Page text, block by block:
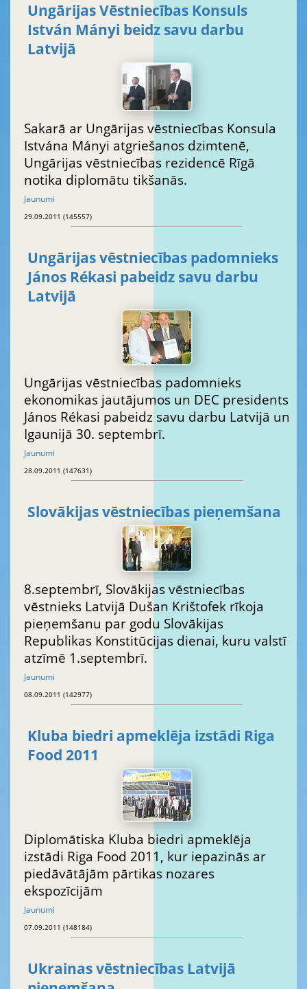
Ungārijas Vēstniecības Konsuls
István Mányi beidz savu darbu
Latvijā
Sakarā ar Ungārijas vēstniecības Konsula
Istvána Mányi atgriešanos dzimtenē,
Ungārijas vēstniecības rezidencē Rīgā
notika diplomātu tikšanās.
Jaunumi
29.09.2011 (145557)
Ungārijas vēstniecības padomnieks
János Rékasi pabeidz savu darbu
Latvijā
Ungārijas vēstniecības padomnieks
ekonomikas jautājumos un DEC presidents
János Rékasi pabeidz savu darbu Latvijā un
Igaunijā 30. septembrī.
Jaunumi
28.09.2011 (147631)
Slovākijas vēstniecības pieņemšana
8.septembrī, Slovākijas vēstniecības
vēstnieks Latvijā Dušan Krištofek rīkoja
pieņemšanu par godu Slovākijas
Republikas Konstitūcijas dienai, kuru valstī
atzīmē 1.septembrī.
Jaunumi
08.09.2011 (142977)
Kluba biedri apmeklēja izstādi Riga
Food 2011
Diplomātiska Kluba biedri apmeklēja
izstādi Riga Food 2011, kur iepazinās ar
piedāvātājām pārtikas nozares
ekspozīcijām
Jaunumi
07.09.2011 (148184)
Ukrainas vēstniecības Latvijā